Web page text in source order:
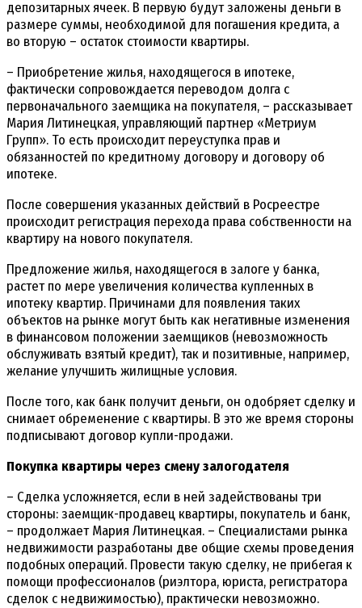
депозитарных ячеек. В первую будут заложены деньги в
размере суммы, необходимой для погашения кредита, а
во вторую – остаток стоимости квартиры.
– Приобретение жилья, находящегося в ипотеке,
фактически сопровождается переводом долга с
первоначального заемщика на покупателя, – рассказывает
Мария Литинецкая, управляющий партнер «Метриум
Групп». То есть происходит переуступка прав и
обязанностей по кредитному договору и договору об
ипотеке.
После совершения указанных действий в Росреестре
происходит регистрация перехода права собственности на
квартиру на нового покупателя.
Предложение жилья, находящегося в залоге у банка,
растет по мере увеличения количества купленных в
ипотеку квартир. Причинами для появления таких
объектов на рынке могут быть как негативные изменения
в финансовом положении заемщиков (невозможность
обслуживать взятый кредит), так и позитивные, например,
желание улучшить жилищные условия.
После того, как банк получит деньги, он одобряет сделку и
снимает обременение с квартиры. В это же время стороны
подписывают договор купли-продажи.
Покупка квартиры через смену залогодателя
– Сделка усложняется, если в ней задействованы три
стороны: заемщик-продавец квартиры, покупатель и банк,
– продолжает Мария Литинецкая. – Специалистами рынка
недвижимости разработаны две общие схемы проведения
подобных операций. Провести такую сделку, не прибегая к
помощи профессионалов (риэлтора, юриста, регистратора
cделок с недвижимостью), практически невозможно.